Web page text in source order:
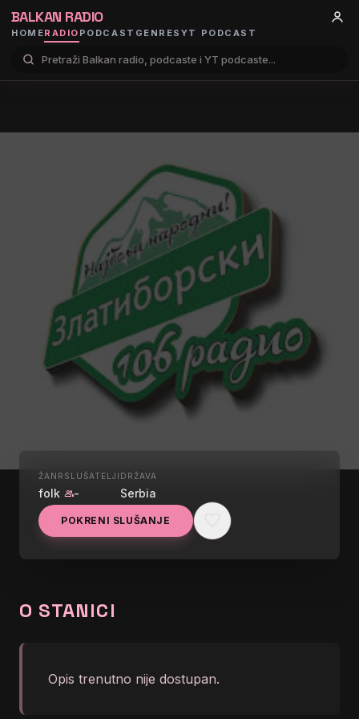
BALKAN RADIO
HOMERADIO PODCAST GENRES YT PODCAST
UŽIVO
ZLATIBORSKI 106
KOSJERIĆ
ŽANR
folk
SLUŠATELJI
group-
DRŽAVA
Serbia
POKRENI SLUŠANJE
O STANICI
Opis trenutno nije dostupan.